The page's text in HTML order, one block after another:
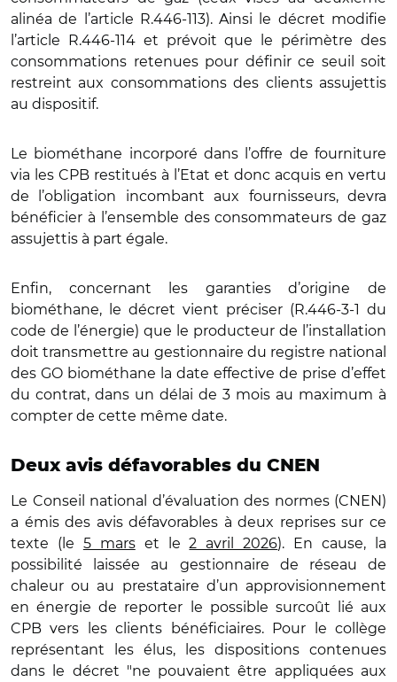
alinéa de l’article R.446-113). Ainsi le décret modifie
l’article R.446-114 et prévoit que le périmètre des
consommations retenues pour définir ce seuil soit
restreint aux consommations des clients assujettis
au dispositif.
Le biométhane incorporé dans l’offre de fourniture
via les CPB restitués à l’Etat et donc acquis en vertu
de l’obligation incombant aux fournisseurs, devra
bénéficier à l’ensemble des consommateurs de gaz
assujettis à part égale.
Enfin, concernant les garanties d’origine de
biométhane, le décret vient préciser (R.446-3-1 du
code de l’énergie) que le producteur de l’installation
doit transmettre au gestionnaire du registre national
des GO biométhane la date effective de prise d’effet
du contrat, dans un délai de 3 mois au maximum à
compter de cette même date.
Deux avis défavorables du CNEN
Le Conseil national d’évaluation des normes (CNEN)
a émis des avis défavorables à deux reprises sur ce
texte (le 5 marset le2 avril 2026). En cause, la
possibilité laissée au gestionnaire de réseau de
chaleur ou au prestataire d’un approvisionnement
en énergie de reporter le possible surcoût lié aux
CPB vers les clients bénéficiaires. Pour le collège
représentant les élus, les dispositions contenues
dans le décret "ne pouvaient être appliquées aux